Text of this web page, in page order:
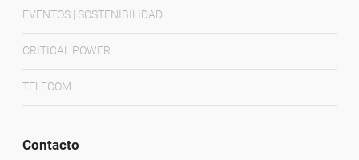
EVENTOS | SOSTENIBILIDAD
CRITICAL POWER
TELECOM
Contacto